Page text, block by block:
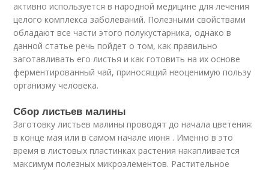
активно используется в народной медицине для лечения
целого комплекса заболеваний. Полезными свойствами
обладают все части этого полукустарника, однако в
данной статье речь пойдет о том, как правильно
заготавливать его листья и как готовить на их основе
ферментированный чай, приносящий неоценимую пользу
организму человека.
Сбор листьев малины
Заготовку листьев малины проводят до начала цветения:
в конце мая или в самом начале июня . Именно в это
время в листовых пластинках растения накапливается
максимум полезных микроэлементов. Растительное